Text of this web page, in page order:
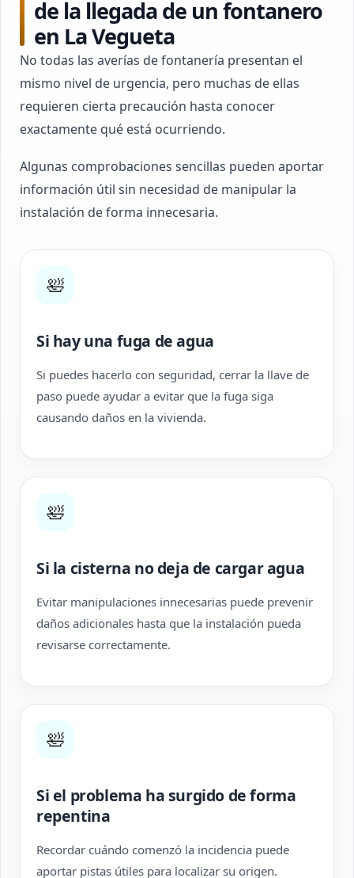
de la llegada de un fontanero
en La Vegueta
No todas las averías de fontanería presentan el
mismo nivel de urgencia, pero muchas de ellas
requieren cierta precaución hasta conocer
exactamente qué está ocurriendo.
Algunas comprobaciones sencillas pueden aportar
información útil sin necesidad de manipular la
instalación de forma innecesaria.
🛀
Si hay una fuga de agua
Si puedes hacerlo con seguridad, cerrar la llave de
paso puede ayudar a evitar que la fuga siga
causando daños en la vivienda.
🛀
Si la cisterna no deja de cargar agua
Evitar manipulaciones innecesarias puede prevenir
daños adicionales hasta que la instalación pueda
revisarse correctamente.
🛀
Si el problema ha surgido de forma
repentina
Recordar cuándo comenzó la incidencia puede
aportar pistas útiles para localizar su origen.